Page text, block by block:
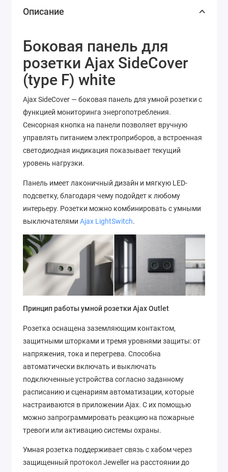
Описание
Боковая панель для
розетки Ajax SideCover
(type F) white
Ajax SideCover — боковая панель для умной розетки с
функцией мониторинга энергопотребления.
Сенсорная кнопка на панели позволяет вручную
управлять питанием электроприборов, а встроенная
светодиодная индикация показывает текущий
уровень нагрузки.
Панель имеет лаконичный дизайн и мягкую LED-
подсветку, благодаря чему подойдет к любому
интерьеру. Розетки можно комбинировать с умными
выключателями Ajax LightSwitch.
Принцип работы умной розетки Ajax Outlet
Розетка оснащена заземляющим контактом,
защитными шторками и тремя уровнями защиты: от
напряжения, тока и перегрева. Способна
автоматически включать и выключать
подключенные устройства согласно заданному
расписанию и сценариям автоматизации, которые
настраиваются в приложении Ajax. С их помощью
можно запрограммировать реакцию на пожарные
тревоги или активацию системы охраны.
Умная розетка поддерживает связь с хабом через
защищенный протокол Jeweller на расстоянии до